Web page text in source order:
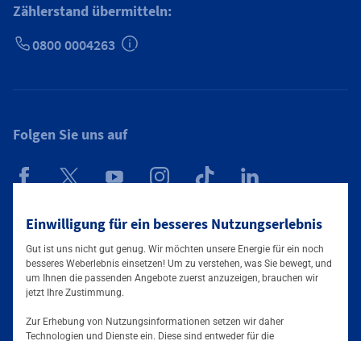
Einwilligung für ein besseres Nutzungserlebnis
Gut ist uns nicht gut genug. Wir möchten unsere Energie für ein noch
besseres Weberlebnis einsetzen! Um zu verstehen, was Sie bewegt, und
um Ihnen die passenden Angebote zuerst anzuzeigen, brauchen wir
jetzt Ihre Zustimmung.
Zur Erhebung von Nutzungsinformationen setzen wir daher
Technologien und Dienste ein. Diese sind entweder für die
Zählerstand übermitteln:
0800 0004263
Folgen Sie uns auf
Mainova App